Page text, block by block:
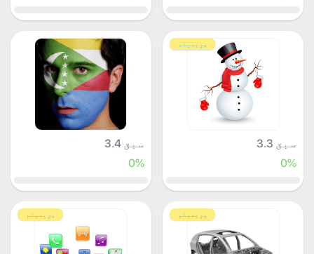
پرِیمیئم
سبق 3.3
0%
سبق 3.4
0%
پرِیمیئم پرِیمیئم